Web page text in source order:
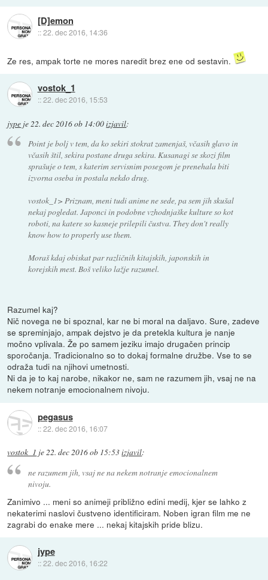
[D]emon
::22. dec 2016, 14:36
Ze res, ampak torte ne mores naredit brez ene od sestavin.
vostok_1
::22. dec 2016, 15:53
jype je22. dec 2016 ob 14:00izjavil:
Point je bolj v tem, da ko sekiri stokrat zamenjaš, včasih glavo in
včasih štil, sekira postane druga sekira. Kusanagi se skozi film
sprašuje o tem, s katerim servisnim posegom je prenehala biti
izvorna oseba in postala nekdo drug.
vostok_1> Priznam, meni tudi anime ne sede, pa sem jih skušal
nekaj pogledat. Japonci in podobne vzhodnjaške kulture so kot
roboti, na katere so kasneje prilepili čustva. They don't really
know how to properly use them.
Moraš kdaj obiskat par različnih kitajskih, japonskih in
korejskih mest. Boš veliko lažje razumel.
Razumel kaj?
Nič novega ne bi spoznal, kar ne bi moral na daljavo. Sure, zadeve
se spreminjajo, ampak dejstvo je da pretekla kultura je nanje
močno vplivala. Že po samem jeziku imajo drugačen princip
sporočanja. Tradicionalno so to dokaj formalne družbe. Vse to se
odraža tudi na njihovi umetnosti.
Ni da je to kaj narobe, nikakor ne, sam ne razumem jih, vsaj ne na
nekem notranje emocionalnem nivoju.
pegasus
::22. dec 2016, 16:07
vostok_1 je22. dec 2016 ob 15:53izjavil:
ne razumem jih, vsaj ne na nekem notranje emocionalnem
nivoju.
Zanimivo ... meni so animeji približno edini medij, kjer se lahko z
nekaterimi naslovi čustveno identificiram. Noben igran film me ne
zagrabi do enake mere ... nekaj kitajskih pride blizu.
jype
::22. dec 2016, 16:22